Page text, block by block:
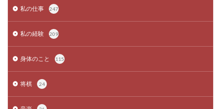
私の仕事 247
私の経験 209
身体のこと 115
将棋 24